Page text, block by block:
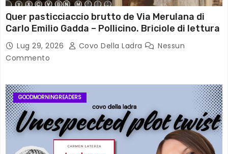
Quer pasticciaccio brutto de Via Merulana di
Carlo Emilio Gadda – Pollicino. Briciole di lettura
Lug 29, 2026 Covo Della Ladra
Nessun
Commento
GOODMORNINGREADERS